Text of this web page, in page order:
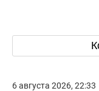
6 августа 2026, 22:33